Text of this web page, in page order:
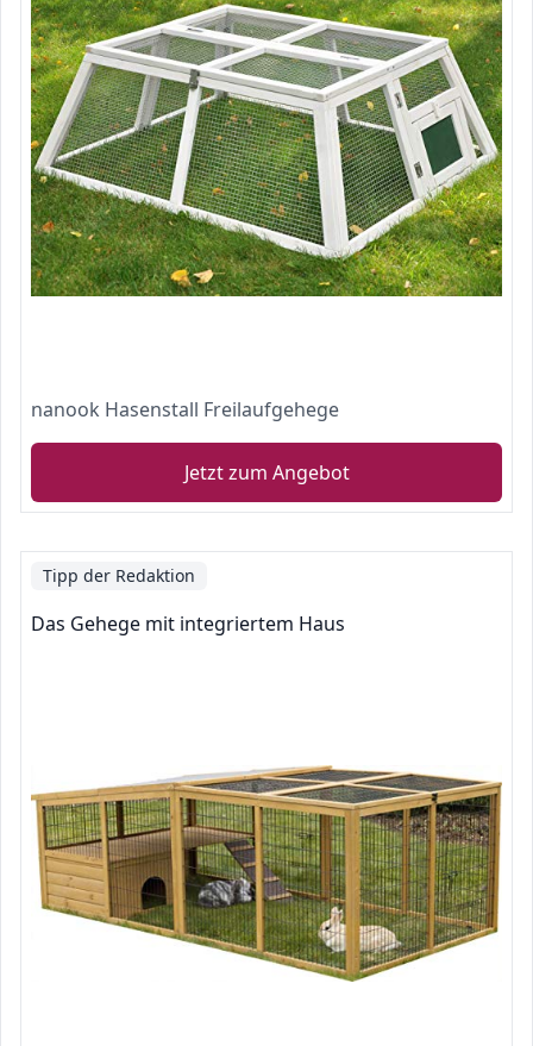
nanook Hasenstall Freilaufgehege
Jetzt zum Angebot
Tipp der Redaktion
Das Gehege mit integriertem Haus